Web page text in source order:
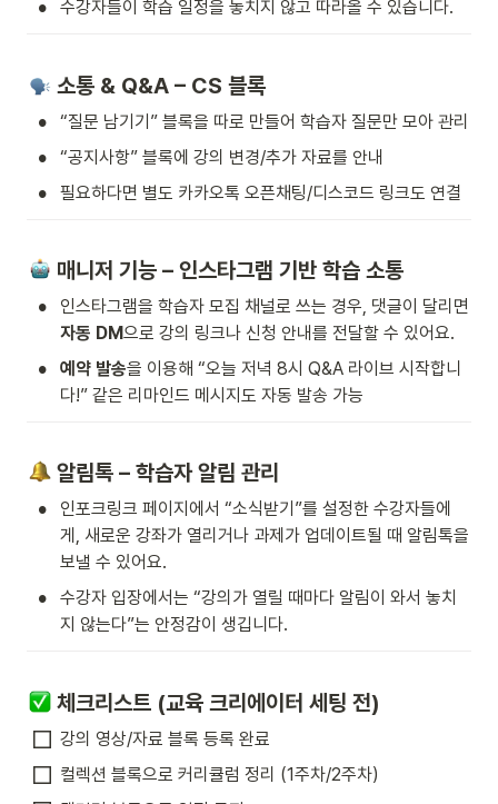
• 수강자들이 학습 일정을 놓치지 않고 따라올 수 있습니다.
소통 & Q&A – CS 블록
• “질문 남기기” 블록을 따로 만들어 학습자 질문만 모아 관리
• “공지사항” 블록에 강의 변경/추가 자료를 안내
• 필요하다면 별도 카카오톡 오픈채팅/디스코드 링크도 연결
매니저 기능 – 인스타그램 기반 학습 소통
•
자동 DM으로 강의 링크나 신청 안내를 전달할 수 있어요.
• 예약 발송을 이용해 “오늘 저녁 8시 Q&A 라이브 시작합니
다!” 같은 리마인드 메시지도 자동 발송 가능
알림톡 – 학습자 알림 관리
•
인포크링크 페이지에서 “소식받기”를 설정한 수강자들에
게, 새로운 강좌가 열리거나 과제가 업데이트될 때 알림톡을
보낼 수 있어요.
•
수강자 입장에서는 “강의가 열릴 때마다 알림이 와서 놓치
지 않는다”는 안정감이 생깁니다.
체크리스트 (교육 크리에이터 세팅 전)
강의 영상/자료 블록 등록 완료
컬렉션 블록으로 커리큘럼 정리 (1주차/2주차)